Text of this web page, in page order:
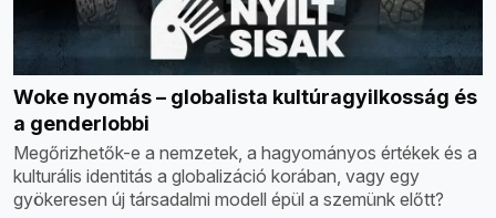
Woke nyomás – globalista kultúragyilkosság és
a genderlobbi
Megőrizhetők-e a nemzetek, a hagyományos értékek és a
kulturális identitás a globalizáció korában, vagy egy
gyökeresen új társadalmi modell épül a szemünk előtt?